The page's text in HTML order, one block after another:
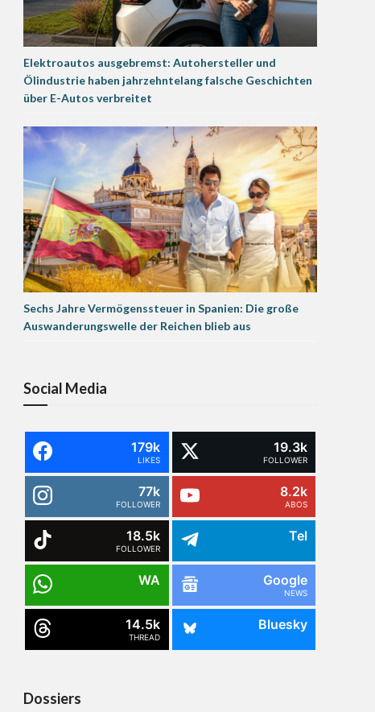
Elektroautos ausgebremst: Autohersteller und
Ölindustrie haben jahrzehntelang falsche Geschichten
über E-Autos verbreitet
Sechs Jahre Vermögenssteuer in Spanien: Die große
Auswanderungswelle der Reichen blieb aus
Social Media
179k
LIKES
19.3k
FOLLOWER
77k
FOLLOWER
8.2k
ABOS
18.5k
FOLLOWER
Tel
WA Google
NEWS
14.5k
THREAD
Bluesky
Dossiers